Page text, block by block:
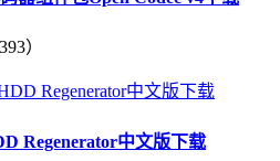
）
Regenerator中文版下载